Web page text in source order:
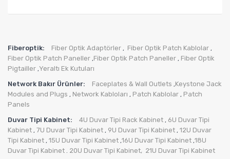
Fiberoptik: Fiber Optik Adaptörler , Fiber Optik Patch Kablolar ,
Fiber Optik Patch Paneller ,Fiber Optik Patch Paneller , Fiber Optik
Pigtailler ,Yeraltı Ek Kutuları
Network Bakır Ürünler:
Faceplates & Wall Outlets ,Keystone Jack
Modules and Plugs , Network Kabloları , Patch Kablolar , Patch
Panels
Duvar Tipi Kabinet:
4U Duvar Tipi Rack Kabinet , 6U Duvar Tipi
Kabinet , 7U Duvar Tipi Kabinet , 9U Duvar Tipi Kabinet , 12U Duvar
Tipi Kabinet , 15U Duvar Tipi Kabinet ,16U Duvar Tipi Kabinet ,18U
Duvar Tipi Kabinet . 20U Duvar Tipi Kabinet, 21U Duvar Tipi Kabinet